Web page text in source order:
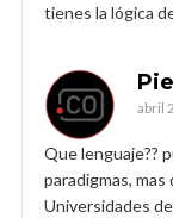
tienes la lógica
abril
Que lenguaje??
paradigmas,
Universidades